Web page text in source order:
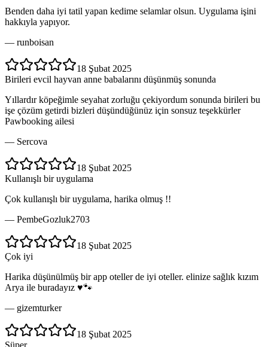
Benden daha iyi tatil yapan kedime selamlar olsun. Uygulama işini
hakkıyla yapıyor.
— runboisan
18 Şubat 2025
Birileri evcil hayvan anne babalarını düşünmüş sonunda
Yıllardır köpeğimle seyahat zorluğu çekiyordum sonunda birileri bu
işe çözüm getirdi bizleri düşündüğünüz için sonsuz teşekkürler
Pawbooking ailesi
— Sercova
18 Şubat 2025
Kullanışlı bir uygulama
Çok kullanışlı bir uygulama, harika olmuş !!
— PembeGozluk2703
18 Şubat 2025
Çok iyi
Harika düşünülmüş bir app oteller de iyi oteller. elinize sağlık kızım
Arya ile buradayız ♥️🐾
— gizemturker
18 Şubat 2025